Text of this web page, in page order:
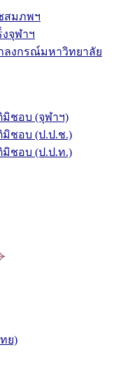
สมภพฯ
จุฬาฯ
ลงกรณ์มหาวิทยาลัย
มิชอบ (จุฬาฯ)
มิชอบ (ป.ป.ช.)
มิชอบ (ป.ป.ท.)
ย)